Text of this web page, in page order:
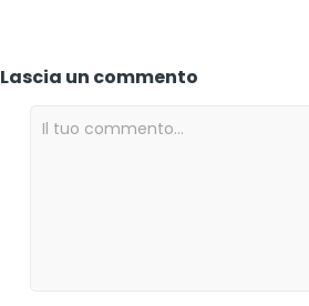
Lascia un commento